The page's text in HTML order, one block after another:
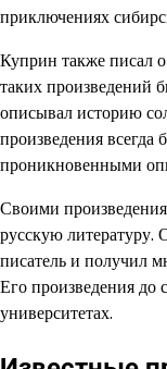
приключениях
Куприн также писал
таких произведений
описывал историю
произведения
проникновенными
Своими
русскую литературу.
писатель и получил
Его произведения до
университетах.